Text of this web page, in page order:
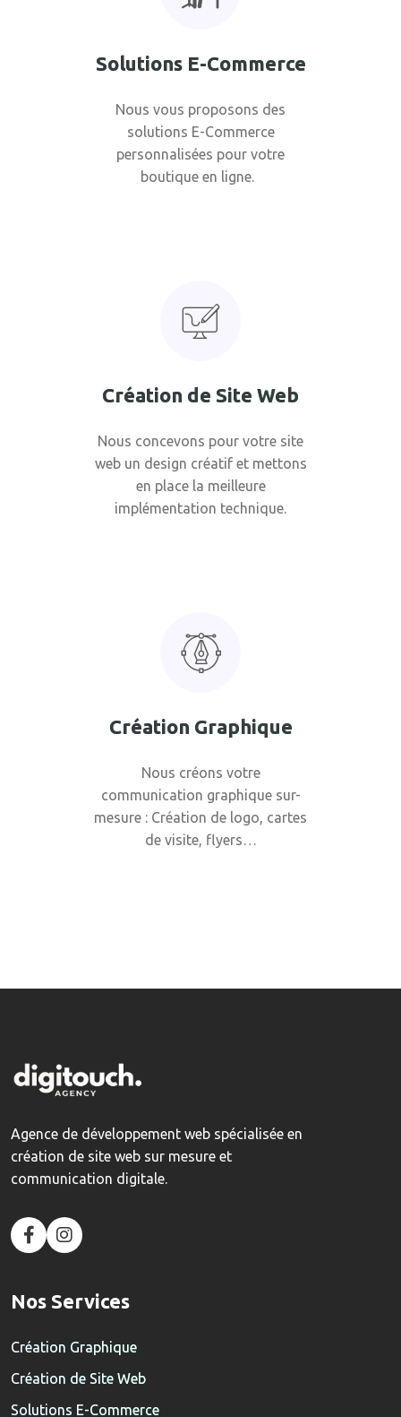
Solutions E-Commerce
Nous vous proposons des
solutions E-Commerce
personnalisées pour votre
boutique en ligne.
Création de Site Web
Nous concevons pour votre site
web un design créatif et mettons
en place la meilleure
implémentation technique.
Création Graphique
Nous créons votre
communication graphique sur-
mesure : Création de logo, cartes
de visite, flyers…
Agence de développement web spécialisée en
création de site web sur mesure et
communication digitale.
Nos Services
Création Graphique
Création de Site Web
Solutions E-Commerce